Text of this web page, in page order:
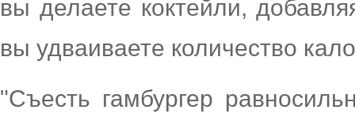
вы делаете коктейли,
вы удваиваете количество
"Съесть гамбургер